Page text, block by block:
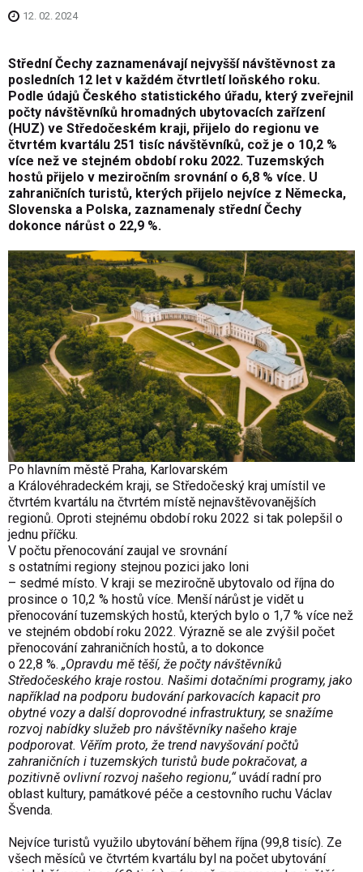
12. 02. 2024
Střední Čechy zaznamenávají nejvyšší návštěvnost za
posledních 12 let v každém čtvrtletí loňského roku.
Podle údajů Českého statistického úřadu, který zveřejnil
počty návštěvníků hromadných ubytovacích zařízení
(HUZ) ve Středočeském kraji, přijelo do regionu ve
čtvrtém kvartálu 251 tisíc návštěvníků, což je o 10,2 %
více než ve stejném období roku 2022. Tuzemských
hostů přijelo v meziročním srovnání o 6,8 % více. U
zahraničních turistů, kterých přijelo nejvíce z Německa,
Slovenska a Polska, zaznamenaly střední Čechy
dokonce nárůst o 22,9 %.
Po hlavním městě Praha, Karlovarském
a Královéhradeckém kraji, se Středočeský kraj umístil ve
čtvrtém kvartálu na čtvrtém místě nejnavštěvovanějších
regionů. Oproti stejnému období roku 2022 si tak polepšil o
jednu příčku.
V počtu přenocování zaujal ve srovnání
s ostatními regiony stejnou pozici jako loni
– sedmé místo. V kraji se meziročně ubytovalo od října do
prosince o 10,2 % hostů více. Menší nárůst je vidět u
přenocování tuzemských hostů, kterých bylo o 1,7 % více než
ve stejném období roku 2022. Výrazně se ale zvýšil počet
přenocování zahraničních hostů, a to dokonce
o 22,8 %. „Opravdu mě těší, že počty návštěvníků
Středočeského kraje rostou. Našimi dotačními programy, jako
například na podporu budování parkovacích kapacit pro
obytné vozy a další doprovodné infrastruktury, se snažíme
rozvoj nabídky služeb pro návštěvníky našeho kraje
podporovat. Věřím proto, že trend navyšování počtů
zahraničních i tuzemských turistů bude pokračovat, a
pozitivně ovlivní rozvoj našeho regionu,“uvádí radní pro
oblast kultury, památkové péče a cestovního ruchu Václav
Švenda.
Nejvíce turistů využilo ubytování během října (99,8 tisíc). Ze
všech měsíců ve čtvrtém kvartálu byl na počet ubytování